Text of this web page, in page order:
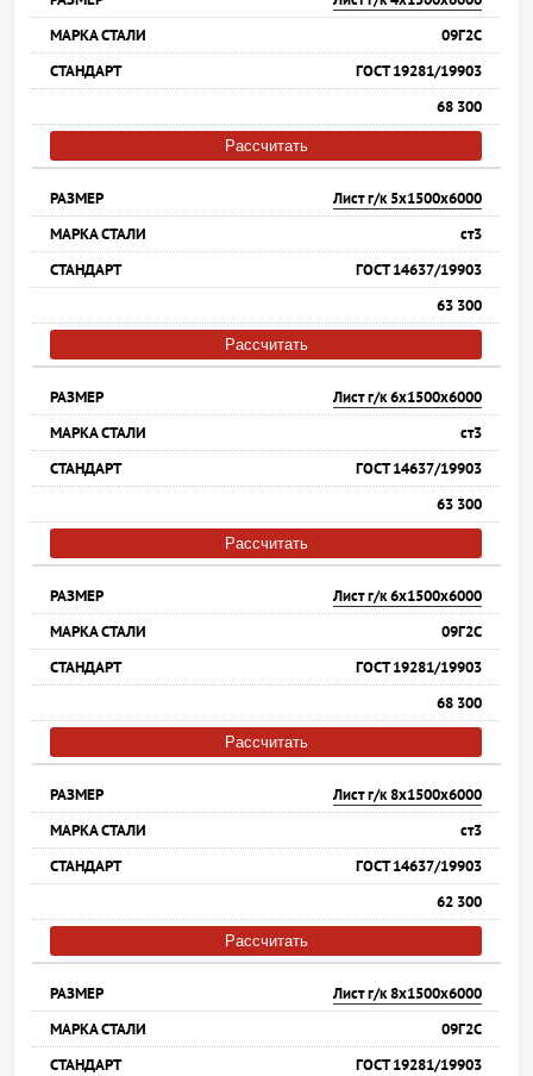
09Г2С
ГОСТ 19281/19903
68 300
Рассчитать
Лист г/к 5х1500х6000
ст3
ГОСТ 14637/19903
63 300
Рассчитать
Лист г/к 6х1500х6000
ст3
ГОСТ 14637/19903
63 300
Рассчитать
Лист г/к 6х1500х6000
09Г2С
ГОСТ 19281/19903
68 300
Рассчитать
Лист г/к 8х1500х6000
ст3
ГОСТ 14637/19903
62 300
Рассчитать
Лист г/к 8х1500х6000
09Г2С
ГОСТ 19281/19903